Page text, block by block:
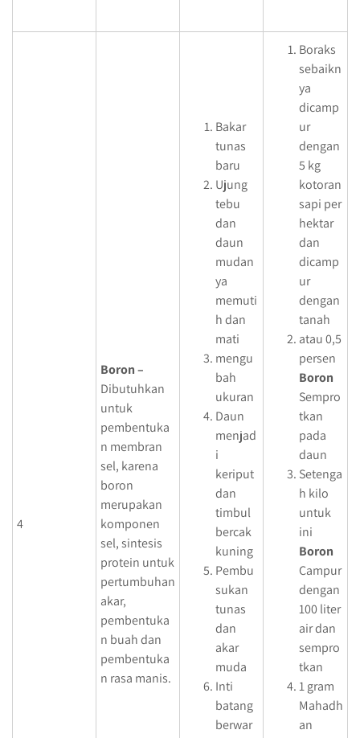
4
Boron –
Dibutuhkan
untuk
pembentuka
n membran
sel, karena
boron
merupakan
komponen
sel, sintesis
protein untuk
pertumbuhan
akar,
pembentuka
n buah dan
pembentuka
n rasa manis.
Bakar
tunas
baru
Ujung
tebu
dan
daun
mudan
ya
memuti
h dan
mati
mengu
bah
ukuran
Daun
menjad
i
keriput
dan
timbul
bercak
kuning
Pembu
sukan
tunas
dan
akar
muda
Inti
batang
berwar
Boraks
sebaikn
ya
dicamp
ur
dengan
5 kg
kotoran
sapi per
hektar
dan
dicamp
ur
dengan
tanah
atau 0,5
persen
Boron
Sempro
tkan
pada
daun
Setenga
h kilo
untuk
ini
Boron
Campur
dengan
100 liter
air dan
sempro
tkan
1 gram
Mahadh
an